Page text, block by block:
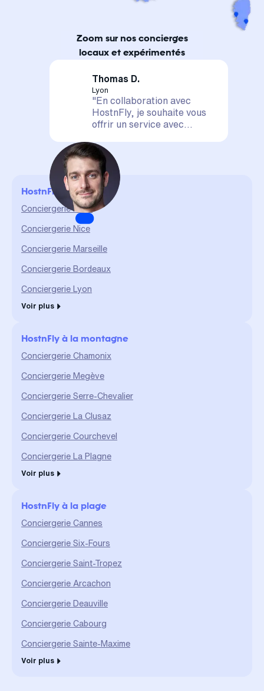
Zoom sur nos concierges
locaux et expérimentés
Thomas D.
Lyon
"En collaboration avec
HostnFly, je souhaite vous
offrir un service avec
logement est entre de
bonnes mains, il sera mis en
valeur et géré de A à Z. La
confiance et le partage sont
des valeurs qui me sont
chères et qui me permettent
d'assurer un service durable
HostnFly en ville
Conciergerie Paris
Conciergerie Nice
Conciergerie Marseille
Conciergerie Bordeaux
Conciergerie Lyon
Voir plus
HostnFly à la montagne
Conciergerie Chamonix
Conciergerie Megève
Conciergerie Serre-Chevalier
Conciergerie La Clusaz
Conciergerie Courchevel
Conciergerie La Plagne
Voir plus
HostnFly à la plage
Conciergerie Cannes
Conciergerie Six-Fours
Conciergerie Saint-Tropez
Conciergerie Arcachon
Conciergerie Deauville
Conciergerie Cabourg
Conciergerie Sainte-Maxime
Voir plus